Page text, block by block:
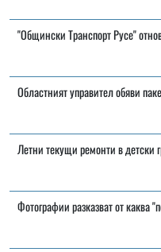
"Общински Транспорт Русе"
Областният управител обяви
Летни текущи ремонти в детски
Фотографии разказват от каква